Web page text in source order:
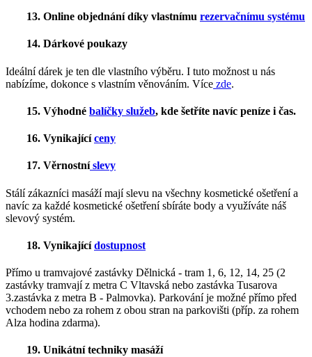
13. Online objednání díky vlastnímu rezervačnímu systému
14. Dárkové poukazy
Ideální dárek je ten dle vlastního výběru. I tuto možnost u nás
nabízíme, dokonce s vlastním věnováním. Více zde.
15. Výhodné balíčky služeb, kde šetříte navíc peníze i čas.
16. Vynikajícíceny
17. Věrnostníslevy
Stálí zákazníci masáží mají slevu na všechny kosmetické ošetření a
navíc za každé kosmetické ošetření sbíráte body a využíváte náš
slevový systém.
18. Vynikajícídostupnost
Přímo u tramvajové zastávky Dělnická - tram 1, 6, 12, 14, 25 (2
zastávky tramvají z metra C Vltavská nebo zastávka Tusarova
3.zastávka z metra B - Palmovka). Parkování je možné přímo před
vchodem nebo za rohem z obou stran na parkovišti (příp. za rohem
Alza hodina zdarma).
19. Unikátní techniky masáží